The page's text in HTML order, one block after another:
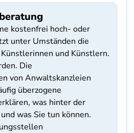
kostenfrei hoch- oder
unter Umständen die
und Künstlern.
Die
von Anwaltskanzleien
überzogene
was hinter der
was Sie tun können.